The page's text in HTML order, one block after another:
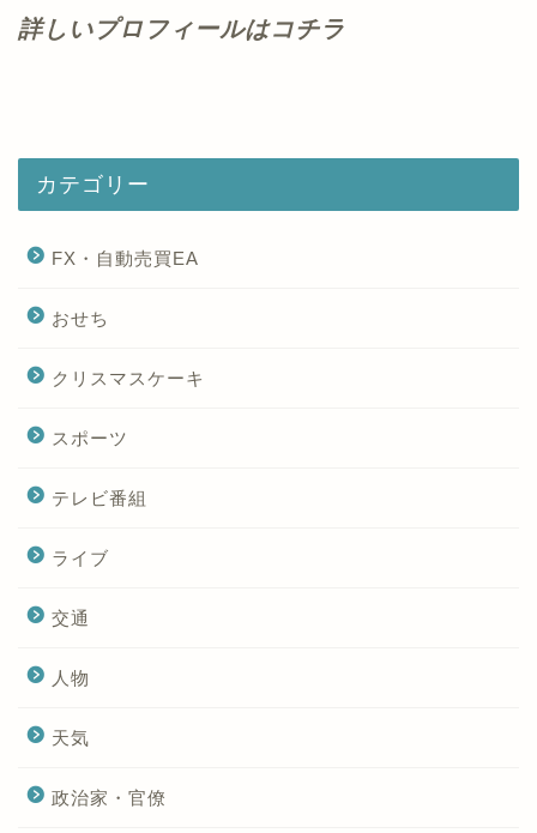
詳しいプロフィールはコチラ
カテゴリー
FX・自動売買EA
おせち
クリスマスケーキ
スポーツ
テレビ番組
ライブ
交通
人物
天気
政治家・官僚